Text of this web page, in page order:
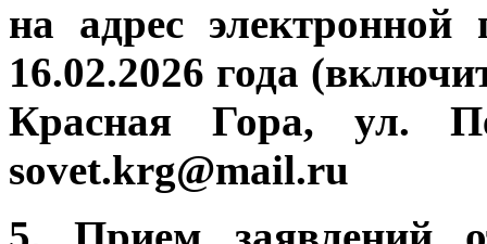
на адрес
16.02.2026 года
Красная Гора, ул.
sovet.krg@mail.ru